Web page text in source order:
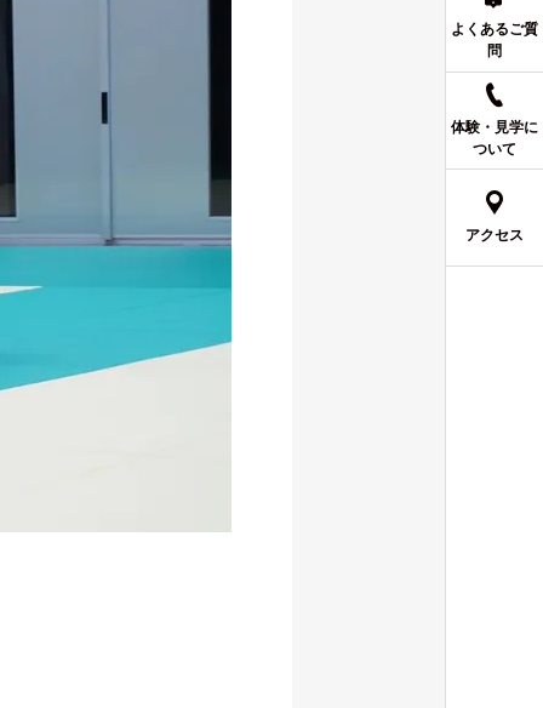
よくあるご質
問
体験・見学に
ついて
アクセス